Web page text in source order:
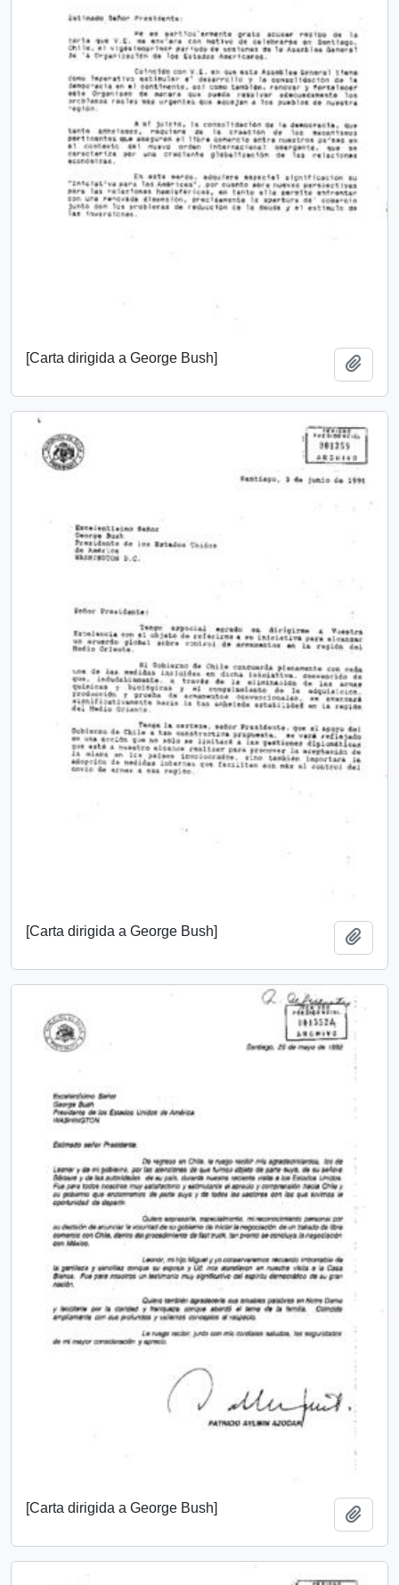
[Carta dirigida a George Bush]
[Carta dirigida a George Bush]
[Carta dirigida a George Bush]